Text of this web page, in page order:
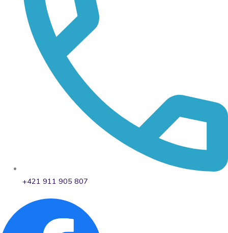
+421 911 905 807